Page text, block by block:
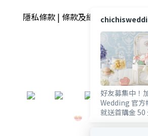
隱私條款 | 條款及細則 | 2018 ©
禮小物
好友募集中！
Wedding 官方
就送首購金